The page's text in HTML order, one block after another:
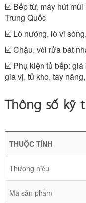
☑️ Bếp từ, máy hút
Trung Quốc
☑️ Lò nướng, lò vi
☑️ Chậu, vòi rửa bát
☑️ Phụ kiện tủ bếp: giá
gia vị, tủ kho, tay
Thông số kỹ
THUỘC TÍNH
Thương hiệu
Mã sản phẩm